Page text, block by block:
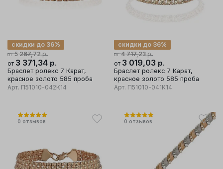
от 5 267,72р.
скидки до 36%
от 3 371,34 р.
Браслет ролекс 7 Карат,
красное золото 585 проба
Арт. П51010-042К14
от 4 717,23р.
скидки до 36%
от 3 019,03 р.
Браслет ролекс 7 Карат,
красное золото 585 проба
Арт. П51010-041К14
0 отзывов 0 отзывов